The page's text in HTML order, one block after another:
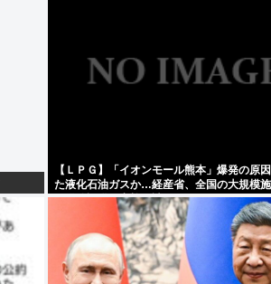
【ＬＰＧ】「イオンモール熊本」爆発の原
た液化石油ガスか…経産省、全国の大規模
ス供給設備の点検要請